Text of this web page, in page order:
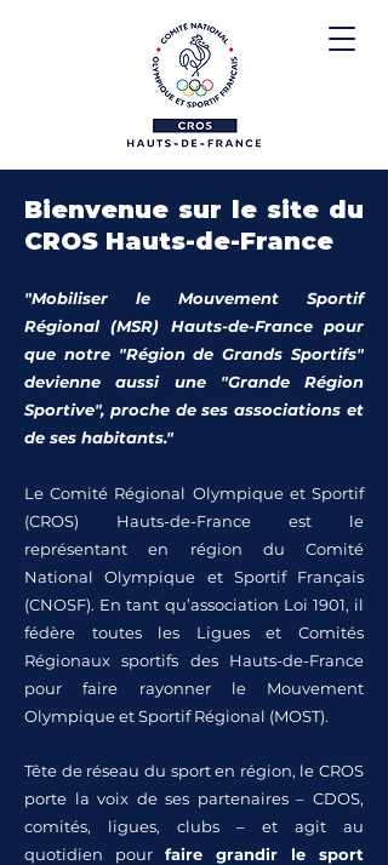
Bienvenue sur le site du
CROS Hauts-de-France
"Mobiliser le Mouvement Sportif
Régional (MSR) Hauts-de-France pour
que notre "Région de Grands Sportifs"
devienne aussi une "Grande Région
Sportive", proche de ses associations et
de ses habitants."
Le Comité Régional Olympique et Sportif
(CROS) Hauts-de-France est le
représentant en région du Comité
National Olympique et Sportif Français
(CNOSF). En tant qu’association Loi 1901, il
fédère toutes les Ligues et Comités
Régionaux sportifs des Hauts-de-France
pour faire rayonner le Mouvement
Olympique et Sportif Régional (MOST).
Tête de réseau du sport en région, le CROS
porte la voix de ses partenaires – CDOS,
comités, ligues, clubs – et agit au
quotidien pour faire grandir le sport